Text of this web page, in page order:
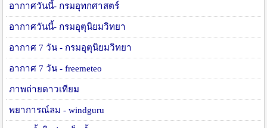
อากาศวันนี้- กรมอุทกศาสตร์
อากาศวันนี้- กรมอุตุนิยมวิทยา
อากาศ 7 วัน - กรมอุตุนิยมวิทยา
อากาศ 7 วัน - freemeteo
ภาพถ่ายดาวเทียม
พยาการณ์ลม - windguru